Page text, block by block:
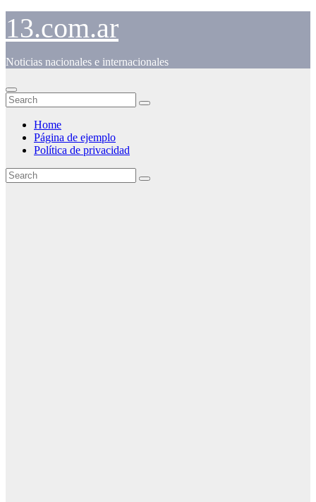
Skip
content
13.com.ar
Noticias nacionales e internacionales
Home
Página de ejemplo
Política de privacidad